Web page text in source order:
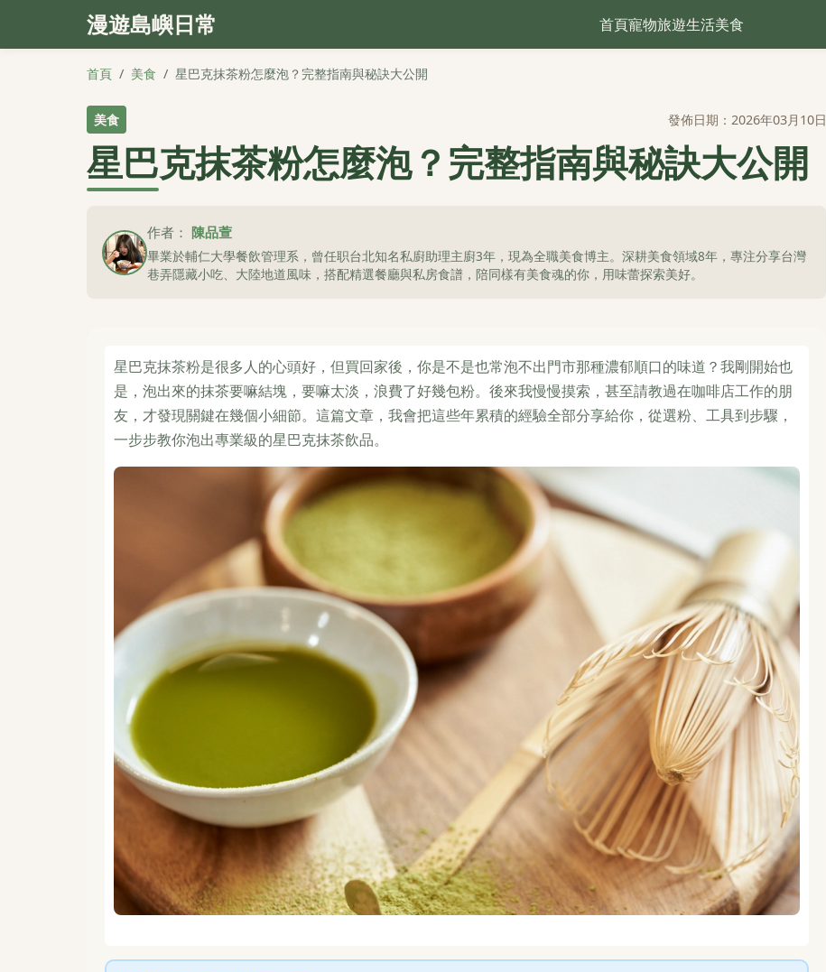
漫遊島嶼日常 首頁寵物旅遊生活美食
首頁 / 美食 / 星巴克抹茶粉怎麼泡？完整指南與秘訣大公開
美食 發佈日期：2026年03月10日
星巴克抹茶粉怎麼泡？完整指南與秘訣大公開
作者： 陳品萱
畢業於輔仁大學餐飲管理系，曾任职台北知名私廚助理主廚3年，現為全職美食博主。深耕美食領域8年，專注分享台灣
巷弄隱藏小吃、大陸地道風味，搭配精選餐廳與私房食譜，陪同樣有美食魂的你，用味蕾探索美好。
星巴克抹茶粉是很多人的心頭好，但買回家後，你是不是也常泡不出門市那種濃郁順口的味道？我剛開始也
是，泡出來的抹茶要嘛結塊，要嘛太淡，浪費了好幾包粉。後來我慢慢摸索，甚至請教過在咖啡店工作的朋
友，才發現關鍵在幾個小細節。這篇文章，我會把這些年累積的經驗全部分享給你，從選粉、工具到步驟，
一步步教你泡出專業級的星巴克抹茶飲品。